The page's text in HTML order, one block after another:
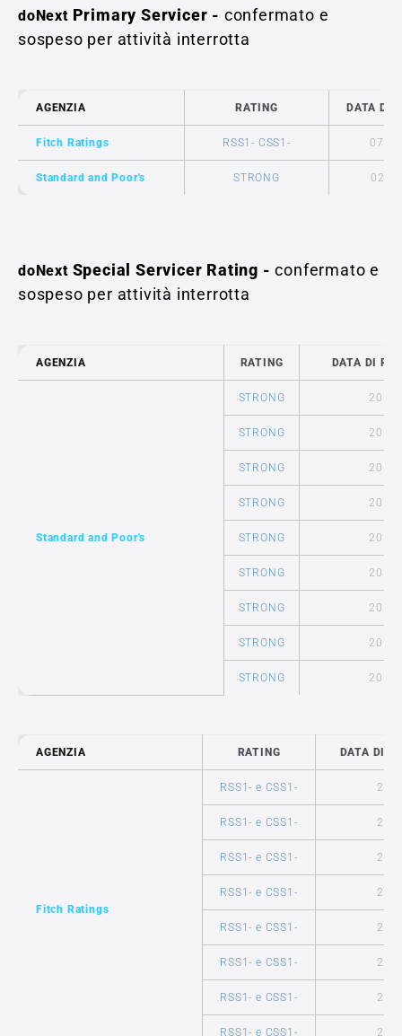
doNextPrimary Servicer - confermato e
sospeso per attività interrotta
AGENZIA RATING DATA DI
Fitch Ratings RSS1- CSS1- 07-
Standard and Poor's STRONG 02-
doNext Special Servicer Rating -confermato e
sospeso per attività interrotta
AGENZIA RATING DATA DI
Standard and Poor's
STRONG 2019
STRONG 2017
STRONG 2016
STRONG 2015
STRONG 2014
STRONG 2013
STRONG 2012
STRONG 2011
STRONG 2010
AGENZIA RATING DATA DI
Fitch Ratings
RSS1- e CSS1-
RSS1- e CSS1-
RSS1- e CSS1-
RSS1- e CSS1-
RSS1- e CSS1-
RSS1- e CSS1-
RSS1- e CSS1-
RSS1- e CSS1-